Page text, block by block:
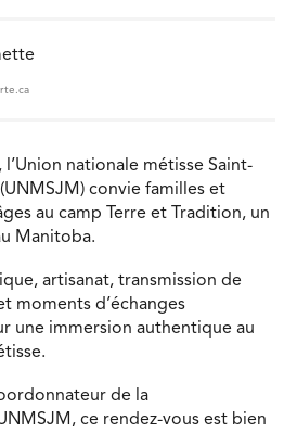
nationale métisse Saint-
convie familles et
au camp Terre et Tradition, un
Manitoba.
artisanat, transmission de
moments d’échanges
une immersion authentique au
de la
ce rendez-vous est bien